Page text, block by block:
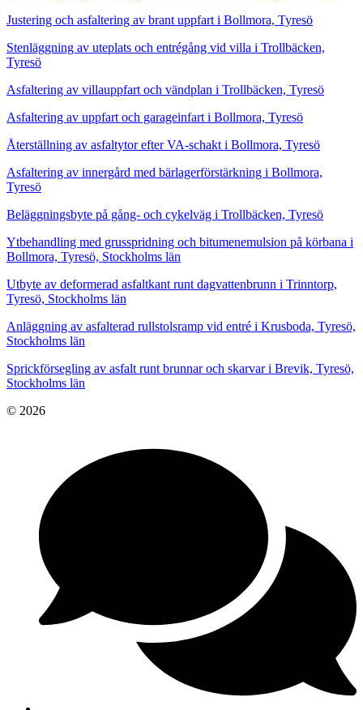
Justering och asfaltering av brant uppfart i Bollmora, Tyresö
Stenläggning av uteplats och entrégång vid villa i Trollbäcken,
Tyresö
Asfaltering av villauppfart och vändplan i Trollbäcken, Tyresö
Asfaltering av uppfart och garageinfart i Bollmora, Tyresö
Återställning av asfaltytor efter VA-schakt i Bollmora, Tyresö
Asfaltering av innergård med bärlagerförstärkning i Bollmora,
Tyresö
Beläggningsbyte på gång- och cykelväg i Trollbäcken, Tyresö
Ytbehandling med grusspridning och bitumenemulsion på körbana i
Bollmora, Tyresö, Stockholms län
Utbyte av deformerad asfaltkant runt dagvattenbrunn i Trinntorp,
Tyresö, Stockholms län
Anläggning av asfalterad rullstolsramp vid entré i Krusboda, Tyresö,
Stockholms län
Sprickförsegling av asfalt runt brunnar och skarvar i Brevik, Tyresö,
Stockholms län
© 2026